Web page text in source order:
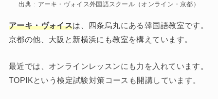
出典 : アーキ・ヴォイス外国語スクール（オンライン・京都）
アーキ・ヴォイスは、四条烏丸にある韓国語教室です。
京都の他、大阪と新横浜にも教室を構えています。
最近では、オンラインレッスンにも力を入れています。
TOPIKという検定試験対策コースも開講しています。